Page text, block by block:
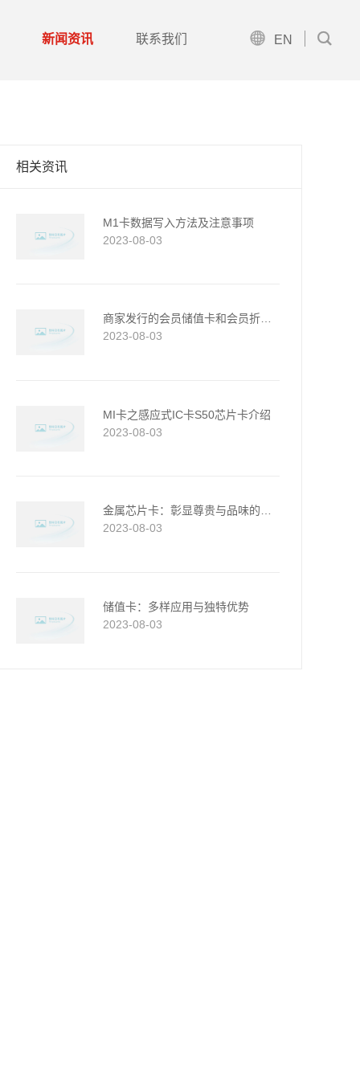
 EN 
新闻资讯 联系我们
相关资讯
M1卡数据写入方法及注意事项
2023-08-03
商家发行的会员储值卡和会员折扣卡有什么区别
2023-08-03
MI卡之感应式IC卡S50芯片卡介绍
2023-08-03
金属芯片卡：彰显尊贵与品味的会员卡新选择
2023-08-03
储值卡：多样应用与独特优势
2023-08-03